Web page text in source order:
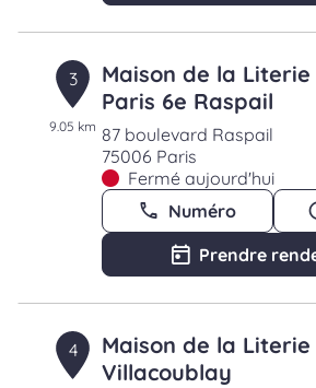
3
9.05 km
Maison de la
Paris 6e Raspail
87 boulevard Raspail
75006 Paris
Fermé aujourd'hui
Numéro
Prendre
4
Maison de la
Villacoublay